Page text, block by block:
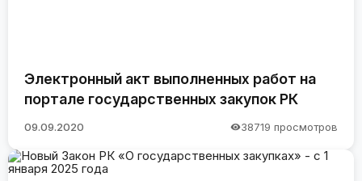
Электронный акт выполненных работ на
портале государственных закупок РК
09.09.2020 38719 просмотров